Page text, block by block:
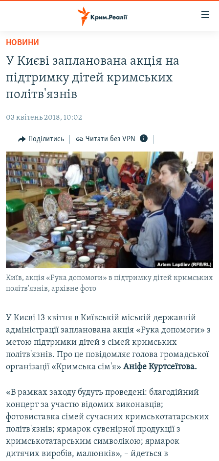
Перейти
основного
матеріалу
Перейти
до
основної
Перейти
до
пошуку
ВІДЕО ТА ФОТО
БЛОГИ
ПОГЛЯД
ІНТЕРВ'Ю
ВСЕ ЗА ДЕНЬ
СПЕЦПРОЕКТИ
ДЕПОРТАЦІЯ
ВІДЕОУРОКИ «ELIFBE»
СВІДЧЕННЯ ОКУПАЦІЇ
УКРАЇНСЬКА ПРОБЛЕМА КРИМУ
ІНФОГРАФІКА
ЯК ОБІЙТИ БЛОКУВАННЯ
Русский
Qırımtatar
ДОЛУЧАЙСЯ!
Усі сайти RFE/RL
НОВИНИ
У Києві запланована акція на
підтримку дітей кримських
політв'язнів
03 квітень 2018, 10:02
Поділитись Читати без VPN
Київ, акція «Рука допомоги» в підтримку дітей кримських
політв'язнів, архівне фото
У Києві 13 квітня в Київській міській державній
адміністрації запланована акція «Рука допомоги» з
метою підтримки дітей з сімей кримських
політв'язнів. Про це повідомляє голова громадської
організації «Кримська сім'я» Аніфе Куртсеїтова.
«В рамках заходу будуть проведені: благодійний
концерт за участю відомих виконавців;
фотовиставка сімей сучасних кримськотатарських
політв'язнів; ярмарок сувенірної продукції з
кримськотатарським символікою; ярмарок
дитячих виробів, малюнків», – йдеться в